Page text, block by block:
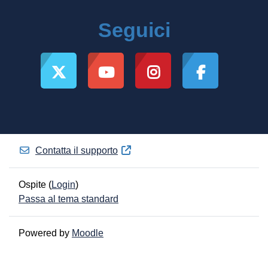
Seguici
Contatta il supporto
Ospite (Login)
Passa al tema standard
Powered by Moodle